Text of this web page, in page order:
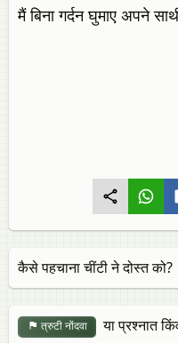
मैं बिना गर्दन घुमाए अपने
कैसे पहचाना चींटी ने दोस्त को?
त्रुटी नोंदवा या प्रश्नात